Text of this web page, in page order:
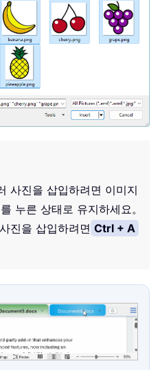
사진을 삽입하려면 이미지
누른 상태로 유지하세요。
진을 삽입하려면 Ctrl + A